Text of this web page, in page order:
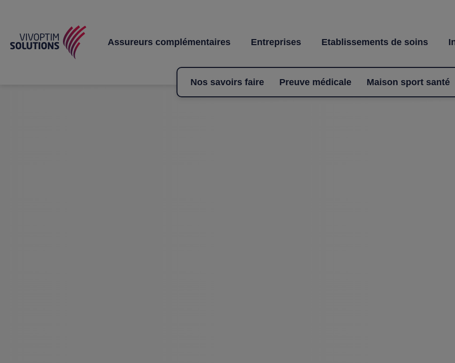
Assureurs complémentaires Entreprises Etablissements de soins
Nos savoirs faire Preuve médicale Maison sport santé